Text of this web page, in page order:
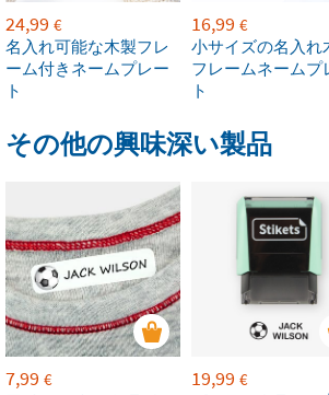
24,99 €
名入れ可能な木製フレ
ーム付きネームプレー
ト
16,99 €
小サイズの名入れ
フレームネームプ
ト
その他の興味深い製品
7,99 €
19,99 €